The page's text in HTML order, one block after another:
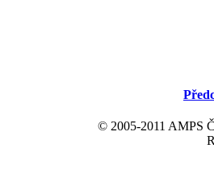
© 2005-2011 AMPS